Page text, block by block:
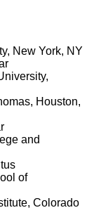
New York, NY
Houston,
and
of
Colorado